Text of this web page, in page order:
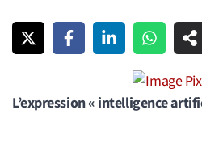
L’expression « intelligence